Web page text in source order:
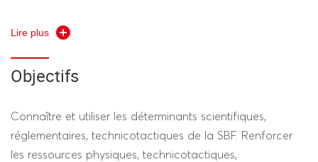
Lire plus
Objectifs
Connaître et utiliser les déterminants scientifiques,
réglementaires, technicotactiques de la SBF. Renforcer
les ressources physiques, technicotactiques,